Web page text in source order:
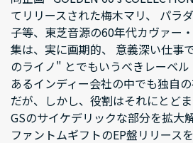
てリリースされた梅木マリ、 パラ
子等、東芝音源の60年代カヴァー
集は、実に画期的、 意義深い仕事
のライノ" とでもいうべきレーベ
あるインディー会社の中でも独自
だが、しかし、役割はそれにとど
GSのサイケデリックな部分を拡大
ファントムギフトのEP盤リリース